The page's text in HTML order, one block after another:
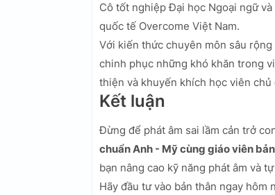
Cô tốt nghiệp Đại học Ngoại ngữ và
quốc tế Overcome Việt Nam.
Với kiến thức chuyên môn sâu
chinh phục những khó khăn trong
thiện và khuyến khích học viên chủ
Kết luận
Đừng để phát âm sai lầm cản trở
chuẩn Anh - Mỹ cùng giáo viên
bạn nâng cao kỹ năng phát âm và
Hãy đầu tư vào bản thân ngay